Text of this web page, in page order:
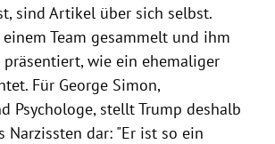
sind Artikel über sich selbst.
Team gesammelt und ihm
wie ein ehemaliger
Für George Simon,
Psychologe, stelltTrump deshalb
Narzissten dar: "Er ist so ein